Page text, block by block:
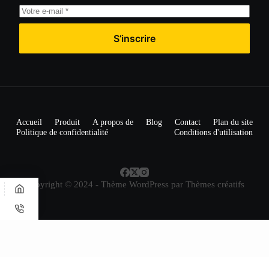
S’inscrire
Accueil Produit A propos de Blog Contact
Plan du site
Politique de confidentialité
Conditions d'utilisation
Copyright © 2024 - Thème WordPress par Thèmes créatifs